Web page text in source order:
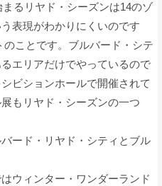
るリヤド・シーズンは14のゾ
表現がわかりにくいのです
ことです。ブルバード・シテ
エリアだけでやっているので
ビションホールで開催されて
もリヤド・シーズンの一つ
ード・リヤド・シティとブル
ウィンター・ワンダーランド